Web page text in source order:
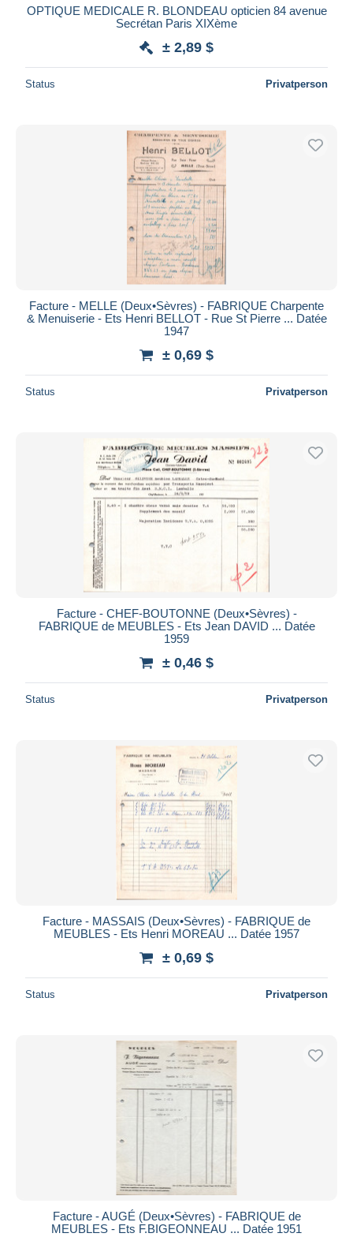
OPTIQUE MEDICALE R. BLONDEAU opticien 84 avenue
Secrétan Paris XIXème
± 2,89 $
Status Privatperson
Facture - MELLE (Deux•Sèvres) - FABRIQUE Charpente
& Menuiserie - Ets Henri BELLOT - Rue St Pierre ... Datée
1947
± 0,69 $
Status Privatperson
Facture - CHEF-BOUTONNE (Deux•Sèvres) -
FABRIQUE de MEUBLES - Ets Jean DAVID ... Datée
1959
± 0,46 $
Status Privatperson
Facture - MASSAIS (Deux•Sèvres) - FABRIQUE de
MEUBLES - Ets Henri MOREAU ... Datée 1957
± 0,69 $
Status Privatperson
Facture - AUGÉ (Deux•Sèvres) - FABRIQUE de
MEUBLES - Ets F.BIGEONNEAU ... Datée 1951